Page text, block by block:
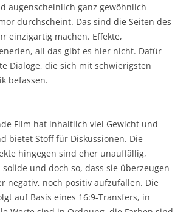
augenscheinlich ganz gewöhnlich
durchscheint. Das sind die Seiten des
einzigartig machen. Effekte,
all das gibt es hier nicht. Dafür
Dialoge, die sich mit schwierigsten
befassen.
Film hat inhaltlich viel Gewicht und
bietet Stoff für Diskussionen. Die
hingegen sind eher unauffällig,
und doch so, dass sie überzeugen
negativ, noch positiv aufzufallen. Die
auf Basis eines 16:9-Transfers, in